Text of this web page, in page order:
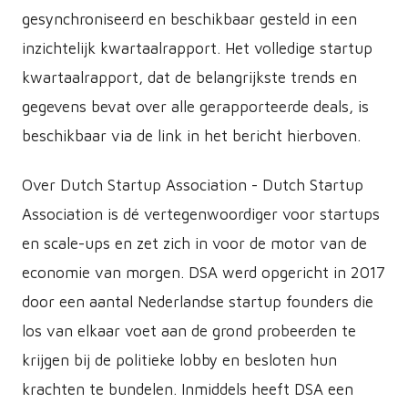
gesynchroniseerd en beschikbaar gesteld in een
inzichtelijk kwartaalrapport. Het volledige startup
kwartaalrapport, dat de belangrijkste trends en
gegevens bevat over alle gerapporteerde deals, is
beschikbaar via de link in het bericht hierboven.
Over Dutch Startup Association - Dutch Startup
Association is dé vertegenwoordiger voor startups
en scale-ups en zet zich in voor de motor van de
economie van morgen. DSA werd opgericht in 2017
door een aantal Nederlandse startup founders die
los van elkaar voet aan de grond probeerden te
krijgen bij de politieke lobby en besloten hun
krachten te bundelen. Inmiddels heeft DSA een